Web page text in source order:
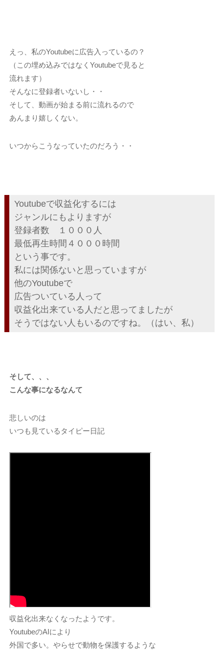
えっ、私のYoutubeに広告入っているの？
（この埋め込みではなくYoutubeで見ると
流れます）
そんなに登録者いないし・・
そして、動画が始まる前に流れるので
あんまり嬉しくない。
いつからこうなっていたのだろう・・
Youtubeで収益化するには
ジャンルにもよりますが
登録者数 １０００人
最低再生時間４０００時間
という事です。
私には関係ないと思っていますが
他のYoutubeで
広告ついている人って
収益化出来ている人だと思ってましたが
そうではない人もいるのですね。（はい、私）
そして、、、
こんな事になるなんて
悲しいのは
いつも見ているタイピー日記
収益化出来なくなったようです。
YoutubeのAIにより
外国で多い。やらせで動物を保護するような